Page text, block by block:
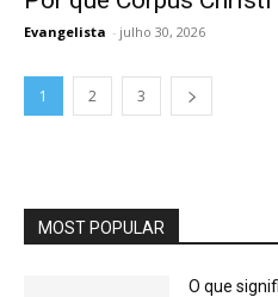
Evangelista - julho 30, 2026
1 2 3
MOST POPULAR
O que